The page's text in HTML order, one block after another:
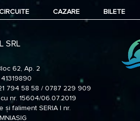
CAZARE BILETE
SRL
62, Ap. 2
794 58 58 / 0787 229 909
nr. 15604/06.07.2019
și faliment SERIA I nr.